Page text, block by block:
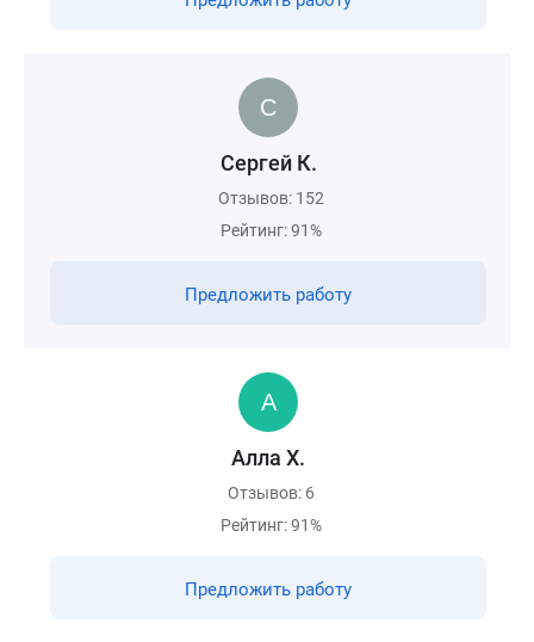
Сергей К.
Отзывов: 152
Рейтинг: 91%
Предложить работу
Алла Х.
Отзывов: 6
Рейтинг: 91%
Предложить работу